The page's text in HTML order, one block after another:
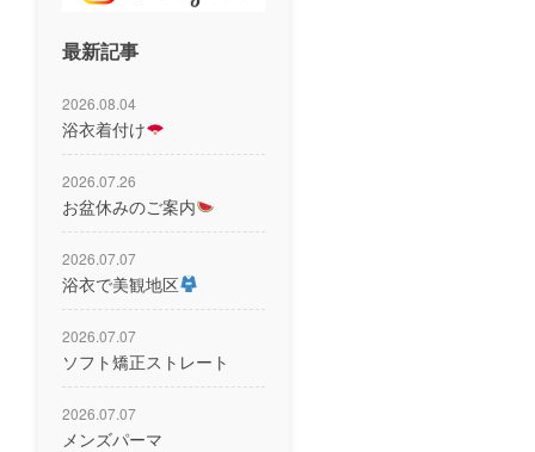
最新記事
2026.08.04
浴衣着付け
2026.07.26
お盆休みのご案内
2026.07.07
浴衣で美観地区
2026.07.07
ソフト矯正ストレート
2026.07.07
メンズパーマ